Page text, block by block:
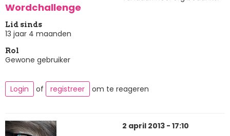
Wordchallenge
Lid sinds
13 jaar 4 maanden
Rol
Gewone gebruiker
Login of registreer om te reageren
2 april 2013 - 17:10